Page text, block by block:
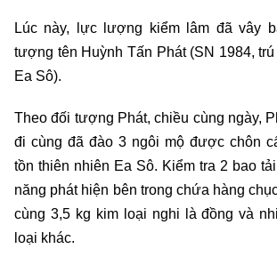
Lúc này, lực lượng kiểm lâm đã vây
tượng tên Huỳnh Tấn Phát (SN 1984,
Ea Sô).
Theo đối tượng Phát, chiều cùng ngày,
đi cùng đã đào 3 ngôi mộ được chôn
tồn thiên nhiên Ea Sô. Kiểm tra 2 bao
năng phát hiện bên trong chứa hàng
cùng 3,5 kg kim loại nghi là đồng và
loại khác.